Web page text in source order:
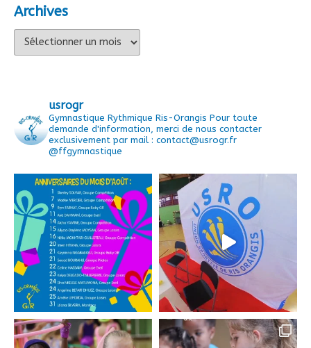
Archives
Archives
usrogr
Gymnastique Rythmique Ris-Orangis Pour toute
demande d'information, merci de nous contacter
exclusivement par mail : contact@usrogr.fr
@ffgymnastique